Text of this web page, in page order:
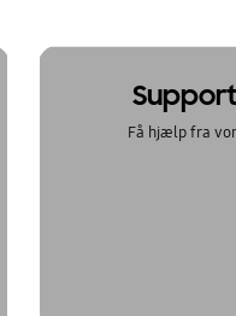
Få hjælp fra